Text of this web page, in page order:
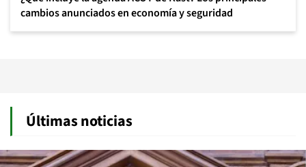
cambios anunciados en economía y seguridad
Últimas noticias